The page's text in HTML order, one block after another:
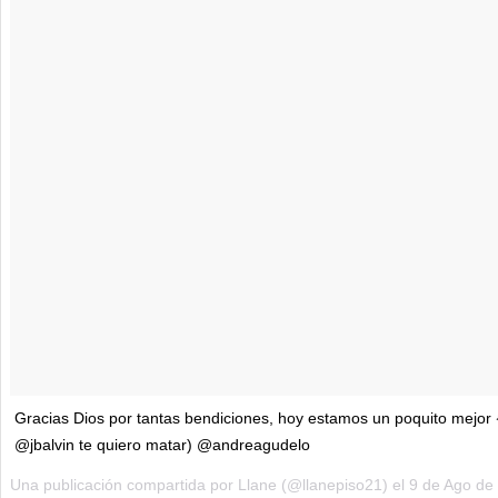
Gracias Dios por tantas bendiciones, hoy estamos un poquito
@jbalvin te quiero matar) @andreagudelo
Una publicación compartida por Llane (@llanepiso21) el 9 de Ago de